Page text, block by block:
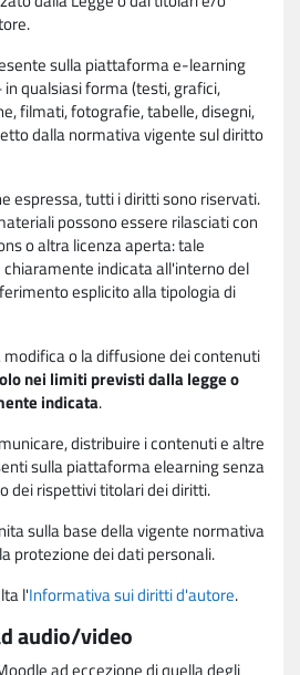
sulla piattaforma e-learning
qualsiasi forma (testi, grafici,
filmati, fotografie, tabelle, disegni,
dalla normativa vigente sul diritto
espressa, tutti i diritti sono riservati.
possono essere rilasciati con
o altra licenza aperta: tale
indicata all'interno del
esplicito alla tipologia di
modifica o la diffusione dei contenuti
nei limiti previsti dalla legge o
indicata.
distribuire i contenuti e altre
sulla piattaforma elearning senza
dei rispettivi titolari dei diritti.
sulla base della vigente normativa
protezione dei dati personali.
l'Informativa sui diritti d'autore.
audio/video
ad eccezione di quella degli